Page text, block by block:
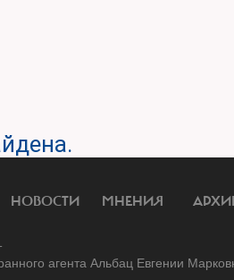
НОВОСТИ МНЕНИЯ
агента Альбац Евгении